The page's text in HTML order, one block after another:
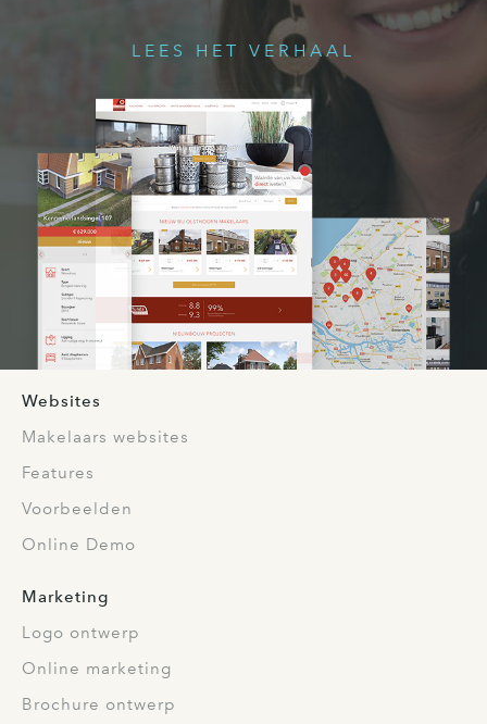
LEES HET VERHAAL
Websites
Makelaars websites
Features
Voorbeelden
Online Demo
Marketing
Logo ontwerp
Online marketing
Brochure ontwerp